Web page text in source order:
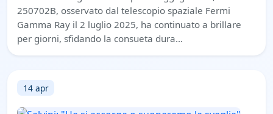
250702B, osservato dal telescopio spaziale Fermi
Gamma Ray il 2 luglio 2025, ha continuato a brillare
per giorni, sfidando la consueta dura…
14 apr